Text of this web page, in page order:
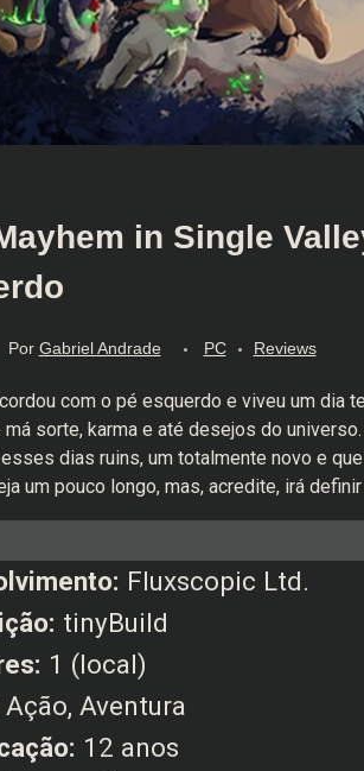
in Single
Por Gabriel Andrade PC Reviews
com o pé esquerdo e viveu um dia
sorte, karma e até desejos do
dias ruins, um totalmente novo e
um pouco longo, mas, acredite, irá
Fluxscopic Ltd.
tinyBuild
1 (local)
Ação, Aventura
12 anos